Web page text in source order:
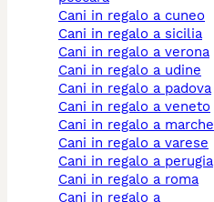
cani in regalo a cuneo
cani in regalo a sicilia
cani in regalo a verona
cani in regalo a udine
cani in regalo a padova
cani in regalo a veneto
cani in regalo a marche
cani in regalo a varese
cani in regalo a perugia
cani in regalo a roma
cani in regalo a